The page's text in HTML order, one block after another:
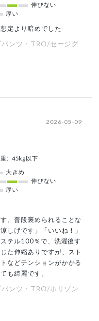
伸びない
厚い
定より暗めでした
ンツ・TRO/セージグ
2026-05-09
: 45kg以下
大きめ
伸びない
厚い
。普段褒められることな
しげです」「いいね！」
テル100％で、洗濯後す
た伸縮ありですが、スト
などテンションがかかる
も綺麗です。
ンツ・TRO/ホリゾン